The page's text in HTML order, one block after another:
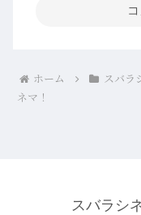
ホーム スバラ
ネマ！
スバラシ